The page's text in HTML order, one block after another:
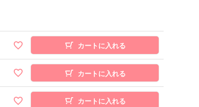
カートに入れる
カートに入れる
カートに入れる